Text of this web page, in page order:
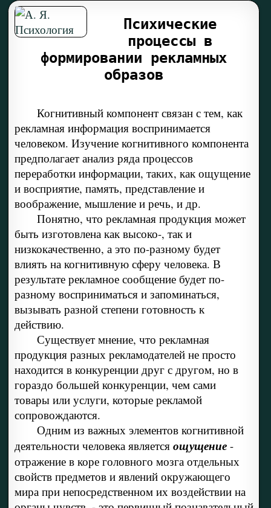
Психические
процессы в
формировании рекламных
образов
Когнитивный компонент связан с тем, как
рекламная информация воспринимается
человеком. Изучение когнитивного компонента
предполагает анализ ряда процессов
переработки информации, таких, как ощущение
и восприятие, память, представление и
воображение, мышление и речь, и др.
Понятно, что рекламная продукция может
быть изготовлена как высоко-, так и
низкокачественно, а это по-разному будет
влиять на когнитивную сферу человека. В
результате рекламное сообщение будет по-
разному восприниматься и запоминаться,
вызывать разной степени готовность к
действию.
Существует мнение, что рекламная
продукция разных рекламодателей не просто
находится в конкуренции друг с другом, но в
гораздо большей конкуренции, чем сами
товары или услуги, которые рекламой
сопровождаются.
Одним из важных элементов когнитивной
деятельности человека является ощущение -
отражение в коре головного мозга отдельных
свойств предметов и явлений окружающего
мира при непосредственном их воздействии на